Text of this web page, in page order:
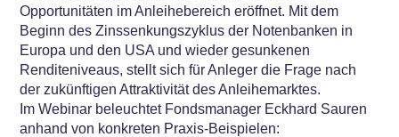
Opportunitäten im Anleihebereich eröffnet. Mit dem
Beginn des Zinssenkungszyklus der Notenbanken in
Europa und den USA und wieder gesunkenen
Renditeniveaus, stellt sich für Anleger die Frage nach
der zukünftigen Attraktivität des Anleihemarktes.
Im Webinar beleuchtet Fondsmanager Eckhard Sauren
anhand von konkreten Praxis-Beispielen: